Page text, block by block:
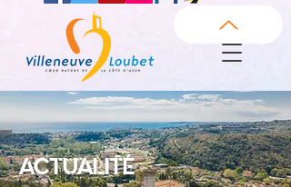
ACTUALITÉ